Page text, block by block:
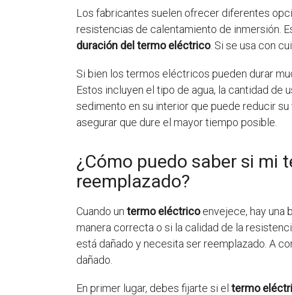
Los fabricantes suelen ofrecer diferentes
resistencias de calentamiento de inmersión.
duración del termo eléctrico. Si se usa con
Si bien los termos eléctricos pueden durar
Estos incluyen el tipo de agua, la cantidad de
sedimento en su interior que puede reducir
asegurar que dure el mayor tiempo posible.
¿Cómo puedo saber si mi
reemplazado?
Cuando un termo eléctricoenvejece, hay una
manera correcta o si la calidad de la
está dañado y necesita ser reemplazado. A
dañado.
En primer lugar, debes fijarte si el termo